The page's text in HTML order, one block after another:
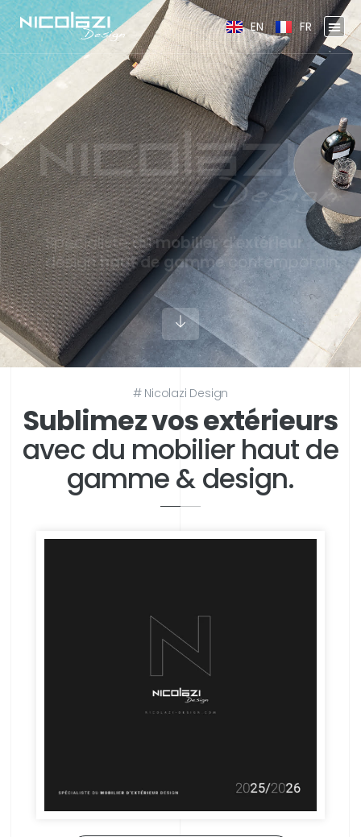
EN FR
Spécialiste dumobilier d'extérieur
designhaut de gammecontemporain.
# Nicolazi Design
Sublimez vos extérieurs
avec du mobilier haut de
gamme & design.